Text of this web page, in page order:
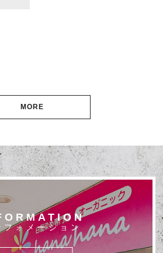
MORE
フォメーション